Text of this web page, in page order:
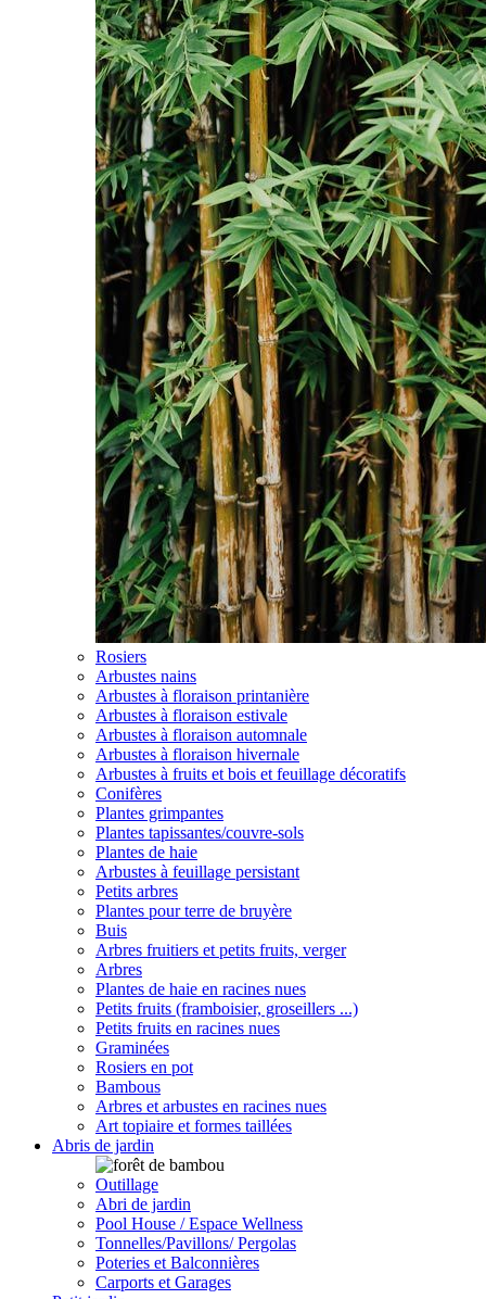
Rosiers
Arbustes nains
Arbustes à floraison printanière
Arbustes à floraison estivale
Arbustes à floraison automnale
Arbustes à floraison hivernale
Arbustes à fruits et bois et feuillage décoratifs
Conifères
Plantes grimpantes
Plantes tapissantes/couvre-sols
Plantes de haie
Arbustes à feuillage persistant
Petits arbres
Plantes pour terre de bruyère
Buis
Arbres fruitiers et petits fruits, verger
Arbres
Plantes de haie en racines nues
Petits fruits (framboisier, groseillers ...)
Petits fruits en racines nues
Graminées
Rosiers en pot
Bambous
Arbres et arbustes en racines nues
Art topiaire et formes taillées
Abris de jardin
Outillage
Abri de jardin
Pool House / Espace Wellness
Tonnelles/Pavillons/ Pergolas
Poteries et Balconnières
Carports et Garages